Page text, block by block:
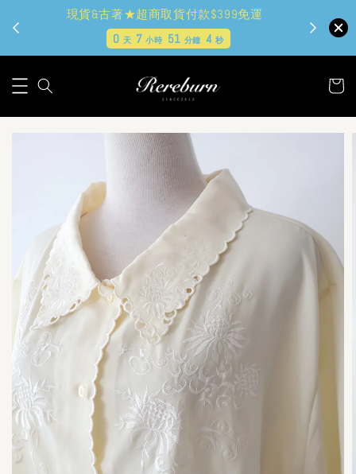
現貨&古著★超商取貨付款$399免運
0 天 7小時 51 分鐘 3 秒